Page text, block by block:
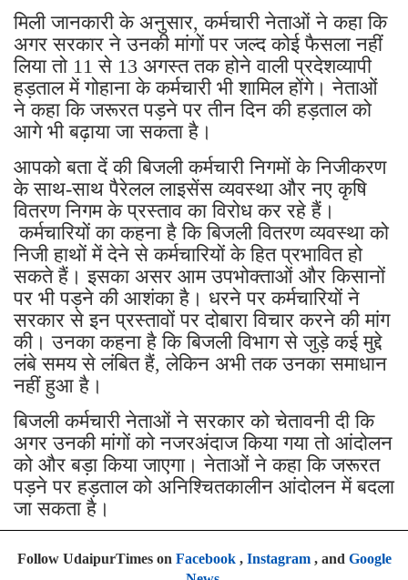
मिली जानकारी के अनुसार, कर्मचारी नेताओं ने कहा कि
अगर सरकार ने उनकी मांगों पर जल्द कोई फैसला नहीं
लिया तो 11 से 13 अगस्त तक होने वाली प्रदेशव्यापी
हड़ताल में गोहाना के कर्मचारी भी शामिल होंगे। नेताओं
ने कहा कि जरूरत पड़ने पर तीन दिन की हड़ताल को
आगे भी बढ़ाया जा सकता है।
आपको बता दें की बिजली कर्मचारी निगमों के निजीकरण
के साथ-साथ पैरेलल लाइसेंस व्यवस्था और नए कृषि
वितरण निगम के प्रस्ताव का विरोध कर रहे हैं।
कर्मचारियों का कहना है कि बिजली वितरण व्यवस्था को
निजी हाथों में देने से कर्मचारियों के हित प्रभावित हो
सकते हैं। इसका असर आम उपभोक्ताओं और किसानों
पर भी पड़ने की आशंका है। धरने पर कर्मचारियों ने
सरकार से इन प्रस्तावों पर दोबारा विचार करने की मांग
की। उनका कहना है कि बिजली विभाग से जुड़े कई मुद्दे
लंबे समय से लंबित हैं, लेकिन अभी तक उनका समाधान
नहीं हुआ है।
बिजली कर्मचारी नेताओं ने सरकार को चेतावनी दी कि
अगर उनकी मांगों को नजरअंदाज किया गया तो आंदोलन
को और बड़ा किया जाएगा। नेताओं ने कहा कि जरूरत
पड़ने पर हड़ताल को अनिश्चितकालीन आंदोलन में बदला
जा सकता है।
Follow UdaipurTimes on Facebook, Instagram, and Google